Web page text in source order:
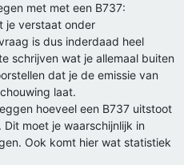
met met een B737:
je verstaat onder
is dus inderdaad heel
schrijven wat je allemaal buiten
dat je de emissie van
laat.
hoeveel een B737 uitstoot
moet je waarschijnlijk in
Ook komt hier wat statistiek